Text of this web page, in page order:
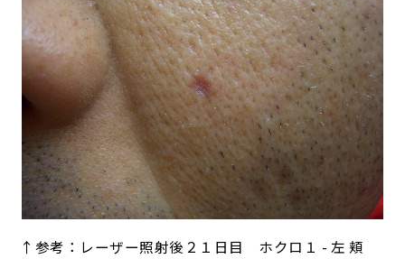
↑参考：レーザー照射後２１日目 ホクロ１ - 左 頬